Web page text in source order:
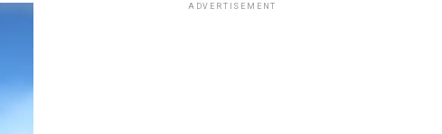
ADVERTISEMENT